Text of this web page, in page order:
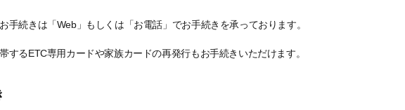
手続きは「Web」もしくは「お電話」でお手続きを承っております。
するETC専用カードや家族カードの再発行もお手続きいただけます。